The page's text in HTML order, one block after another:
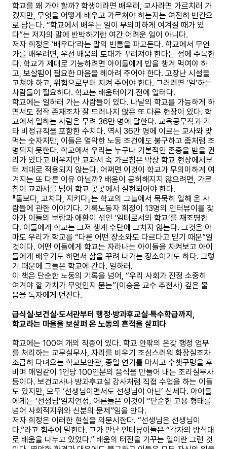
학교를 왜 가야 할까? 학생이라면 배우러, 교사라면 가르치러 가
겠지만, 무엇을 어떻게 배우고 가르쳐야 하는지는 여전히 빈칸으
로 남는다. “학교에서 배우는 일이 무의미하게 여겨질 때가 있
다”는 저자의 말에 반박하기란 여간 어려운 일이 아니다.
저자 희정은 ‘배우다’라는 말의 빈틈을 파고든다. 학교에서 무언
가를 배우려면, 우선 배움의 토대가 꾸려져야 한다는 점에 주목한
다. 학교가 제대로 기능하려면 아이들에게 밥을 챙겨 먹여야 하
고, 보살핌이 필요한 마음을 헤아려 주어야 한다. 고장난 시설을
고쳐야 하고, 위험으로부터 지켜 주어야 한다. 그러려면 ‘일’하는
사람들이 필요하다. 학교는 배움터이기 전에 일터다.
학교에는 일하러 가는 사람들이 있다. 나날의 학교를 가능하게 하
면서도 정작 존재조차 잘 드러나지 않은 또 다른 현장이 있다. 학
교에서 일하는 사람은 무려 36만 명에 달한다. 교육공무직과 기
타 비정규직을 포함한 수치다. 역시 36만 명에 이르는 교사와 맞
먹는 숫자지만, 이들은 열악한 노동 조건에도 불구하고 좀처럼 조
명되지 못한다. 학교에서 우리는 누구나 기본적인 존중을 받을 권
리가 있다고 배우지만 교과서 속 가르침은 막상 학교 현장에서부
터 제대로 적용되지 않는다. 어쩌면 이것이 학교가 무의미하게 여
겨지는 또 다른 이유 아닐까? 배움이 공허해지지 않으려면, 가르
침이 교과서를 넘어 학교 곳곳에서 실현되어야 한다.
『돌보다, 고치다, 지키다』는 학교의 그늘에서 묵묵히 일해 온 사
람들에 관한 이야기다. 기록노동자 희정이 13명의 인터뷰이를 찾
아가 이들의 보람과 애환이 섞인 ‘일터로서의 학교’를 재조명한
다. 이들에게 학교는 그저 생계 수단에 그치지 않는다. 그것은 아
마도 우리가 학교를 “다른 어떤 장소와도 다르다고 믿기 때문”일
것이다. 어떤 이들에게 학교는 자라나는 아이들을 지켜보고 아이
들에게 배우기도 하면서 삶을 꾸려 나가는 장소이기도 하다. 그렇
기 때문에 그들은 학교에 간다. 일하러.
이 책은 단순한 노동의 기록을 넘어, “우리 사회가 진정 소중히
여겨야 할 가치가 무엇인지 묻는”(이승윤 교수 추천사) 깊은 물
음을 독자에게 던진다.
급식실·보건실·도서관부터 행정·방과후교실·특수학급까지,
학교라는 마을을 보살펴 온 노동의 흔적을 살피다
학교에는 100여 개의 직종이 있다. 학교 안팎의 온갖 행정 업무
를 처리하는 교무실무사, 자리를 비우기 조심스러워 화장실조차
조급히 다녀오는 학교보안관, 종일 연기를 마시고 수챗구멍을 후
비며 매일같이 1인당 100인분의 음식을 만들어 내는 조리실무사
등이다. 보건교사나 방과후교실 강사처럼 직접 수업을 하는 이들
도 있지만, 모두 ‘선생님이면서도 선생님이 아닌’ 신세다. 아이들
에게는 ‘선생님’일지언정, 어른들은 이것이 “단순한 고용 형태를
넘어 사회적지위와 신분의 문제”임을 안다.
저자 희정은 이러한 현실을 의문시한다. “선생님은 선생님이
다.”라고 힘주어 말한다. 그가 만난 인터뷰이들은 “각자의 방식대
로 배움을 나누고 있었다.” 배움의 터전을 가꾸는 일이란 그런 것